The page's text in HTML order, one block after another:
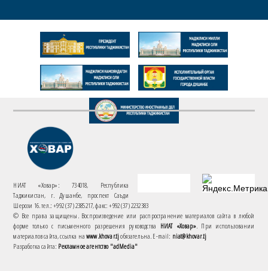
НИАТ «Ховар»: 734018, Республика
Таджикистан, г. Душанбе, проспект Саъди
Шерози 16. тел.: +992 (37) 2385217, факс: +992 (37) 2232383
© Все права защищены. Воспроизведение или распространение материалов сайта в любой
форме только с письменного разрешения руководства НИАТ «Ховар». При использовании
материалов сайта, ссылка наwww.khovar.tjобязательна. E-mail: niat@khovar.tj
Разработка сайта: Рекламное агентство "adMedia"